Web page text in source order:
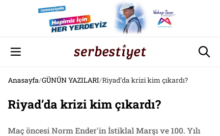
Anasayfa/GÜNÜN YAZILARI/Riyad’da krizi kim çıkardı?
Riyad’da krizi kim çıkardı?
Maç öncesi Norm Ender'in İstiklal Marşı ve 100. Yılı